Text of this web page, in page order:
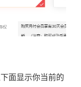
面显示你当前的